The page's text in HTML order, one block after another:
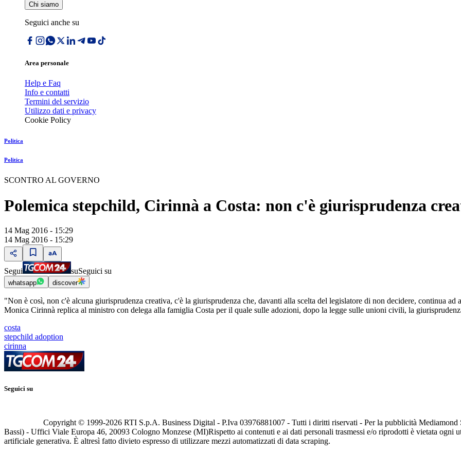
Chi siamo
Seguici anche su
Area personale
Help e Faq
Info e contatti
Termini del servizio
Utilizzo dati e privacy
Cookie Policy
Politica
Politica
SCONTRO AL GOVERNO
Polemica stepchild, Cirinnà a Costa: non c'è giurisprudenza
14 Mag 2016 - 15:29
14 Mag 2016 - 15:29
Segui suSeguici su
whatsapp discover
"Non è così, non c'è alcuna giurisprudenza creativa, c'è la giurisprudenza che, davanti alla scelta del legislatore di non decidere, continua
Monica Cirinnà replica al ministro con delega alla famiglia Costa per il quale sulle adozioni, dopo la legge sulle unioni civili, la
costa
stepchild adoption
cirinna
Seguici su
Copyright © 1999-2026 RTI S.p.A. Business Digital - P.Iva 03976881007 - Tutti i diritti riservati - Per la pubblicità
Bassi) - Uffici Viale Europa 46, 20093 Cologno Monzese (MI)Rispetto ai contenuti e ai dati personali trasmessi e/o riprodotti è vietata ogni
artificiale generativa. È altresì fatto divieto espresso di utilizzare mezzi automatizzati di data scraping.